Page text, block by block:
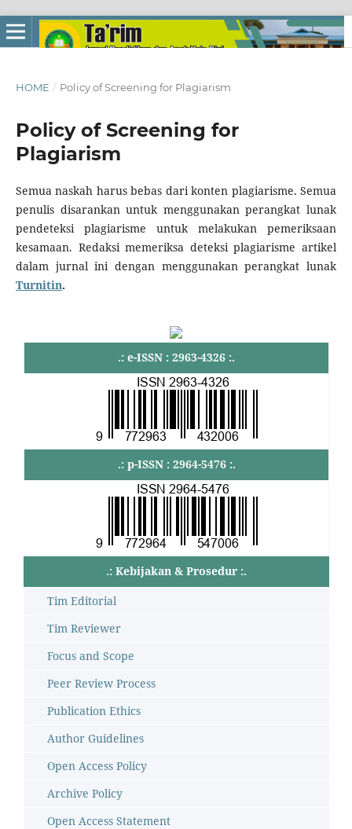
HOME / Policy of Screening for Plagiarism
Policy of Screening for
Plagiarism
Semua naskah harus bebas dari konten plagiarisme. Semua
penulis disarankan untuk menggunakan perangkat lunak
pendeteksi plagiarisme untuk melakukan pemeriksaan
kesamaan. Redaksi memeriksa deteksi plagiarisme artikel
dalam jurnal ini dengan menggunakan perangkat lunak
Turnitin.
.: e-ISSN : 2963-4326 :.
.: p-ISSN : 2964-5476 :.
.: Kebijakan & Prosedur :.
Tim Editorial
Tim Reviewer
Focus and Scope
Peer Review Process
Publication Ethics
Author Guidelines
Open Access Policy
Archive Policy
Open Access Statement